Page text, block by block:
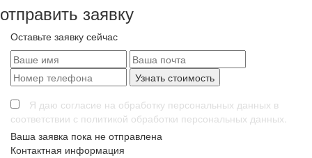
отправить заявку
Оставьте заявку сейчас
Я даю согласие на обработку персональных данных в
соответствии с политикой обработки персональных данных.
Ваша заявка пока не отправлена
Контактная информация